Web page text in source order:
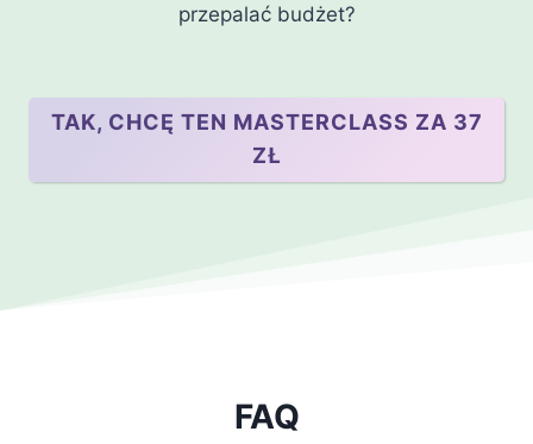
przepalać budżet?
TAK, CHCĘ TEN MASTERCLASS ZA 37
ZŁ
FAQ